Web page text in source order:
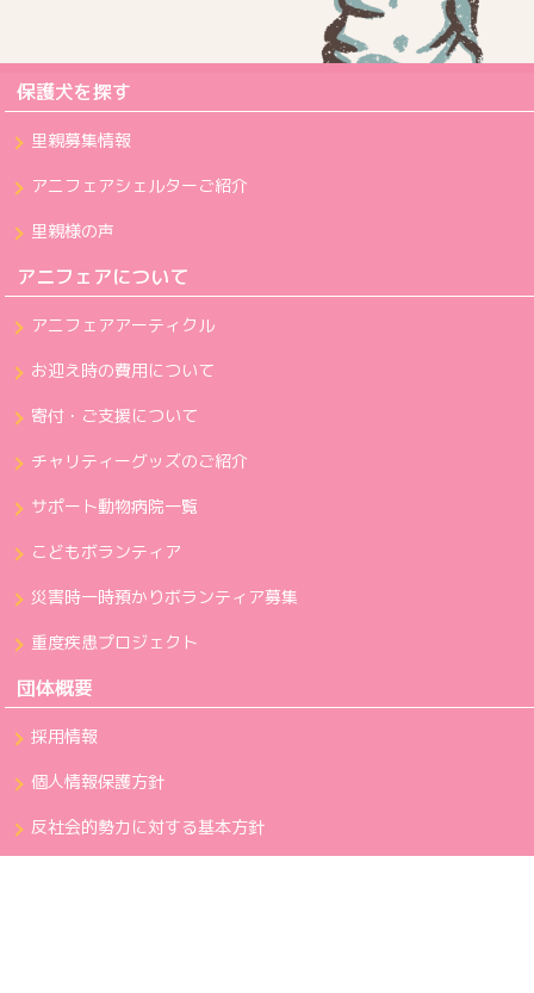
保護犬を探す
里親募集情報
アニフェアシェルターご紹介
里親様の声
アニフェアについて
アニフェアアーティクル
お迎え時の費用について
寄付・ご支援について
チャリティーグッズのご紹介
サポート動物病院一覧
こどもボランティア
災害時一時預かりボランティア募集
重度疾患プロジェクト
団体概要
採用情報
個人情報保護方針
反社会的勢力に対する基本方針